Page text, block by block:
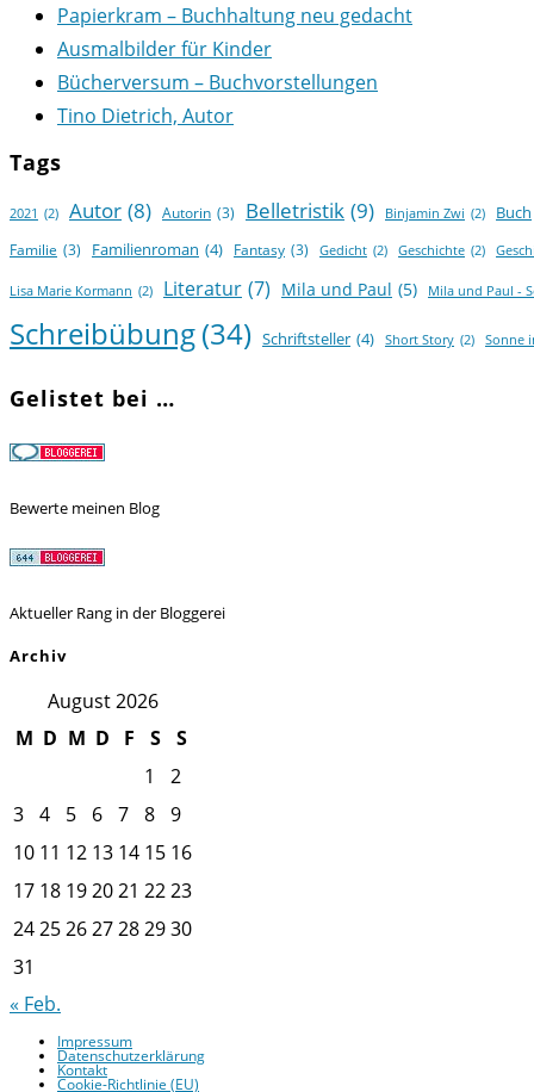
Papierkram – Buchhaltung neu gedacht
Ausmalbilder für Kinder
Bücherversum – Buchvorstellungen
Tino Dietrich, Autor
Tags
2021 (2) Autor (8) Autorin (3) Belletristik (9) Binjamin Zwi (2) Buch
Familie (3) Familienroman (4) Fantasy (3) Gedicht (2) Geschichte (2)
Lisa Marie Kormann (2) Literatur (7) Mila und Paul (5) Mila und Paul -
Schreibübung(34) Schriftsteller (4) Short Story (2) Sonne
Gelistet bei …
Bewerte meinen Blog
Aktueller Rang in der Bloggerei
Archiv
August 2026
M D M D F S
S
1
2
3 4 5 6 7 8 9
10 11 12 13 14 15 16
17 18 192021 2223
24252627282930
31
« Feb.
Impressum
Datenschutzerklärung
Kontakt
Cookie-Richtlinie (EU)